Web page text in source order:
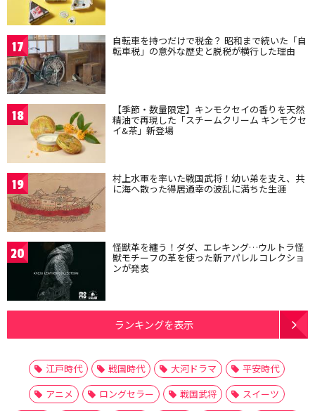
17 自転車を持つだけで税金？ 昭和まで続いた「自
転車税」の意外な歴史と脱税が横行した理由
18 【季節・数量限定】キンモクセイの香りを天然
精油で再現した「スチームクリーム キンモクセ
イ&茶」新登場
19 村上水軍を率いた戦国武将！幼い弟を支え、共
に海へ散った得居通幸の波乱に満ちた生涯
20 怪獣革を纏う！ダダ、エレキング…ウルトラ怪
獣モチーフの革を使った新アパレルコレクショ
ンが発表
ランキングを表示
江戸時代 戦国時代 大河ドラマ
平安時代
アニメ
ロングセラー 戦国武将
スイーツ